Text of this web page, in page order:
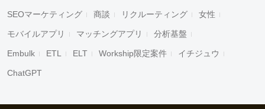
SEOマーケティング 商談 リクルーティング 女性
モバイルアプリ マッチングアプリ 分析基盤
Embulk ETL ELT Workship限定案件 イチジュウ
ChatGPT